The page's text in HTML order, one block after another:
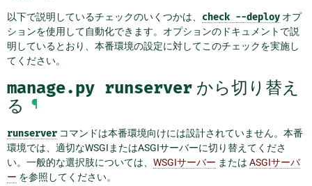
以下で説明しているチェックのいくつかは、 check --deploy オプ
ションを使用して自動化できます。オプションのドキュメントで説
明しているとおり、本番環境の設定に対してこのチェックを実施し
てください。
manage.py runserver から切り替え
る
¶
runserver コマンドは本番環境向けには設計されていません。本番
環境では、適切なWSGIまたはASGIサーバーに切り替えてくださ
い。一般的な選択肢については、 WSGIサーバー または ASGIサーバ
ー を参照してください。